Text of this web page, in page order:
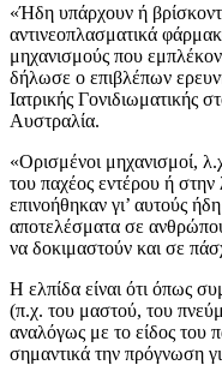
«Ήδη υπάρχουν ή
αντινεοπλασματικά
μηχανισμούς που
δήλωσε ο επιβλέπων
Ιατρικής Γονιδιωματικής
Αυστραλία.
«Ορισμένοι μηχανισμοί,
του παχέος εντέρου ή
επινοήθηκαν γι’ αυτούς
αποτελέσματα σε
να δοκιμαστούν και σε
Η ελπίδα είναι ότι όπως
(π.χ. του μαστού, του
αναλόγως με το είδος του
σημαντικά την πρόγνωση